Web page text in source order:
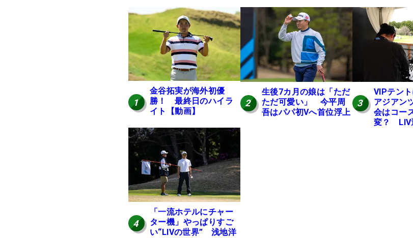
1
金谷拓実が海外初優
勝！ 最終日のハイラ
イト【動画】
2
生後7カ月の娘は「ただ
ただ可愛い」 今平周
吾はパパ初Vへ首位浮上
3
VIPテン
アジアン
会はコー
変？ LIV
4
「一流ホテルにチャー
ター機」やっぱりすご
い“LIVの世界” 浅地洋